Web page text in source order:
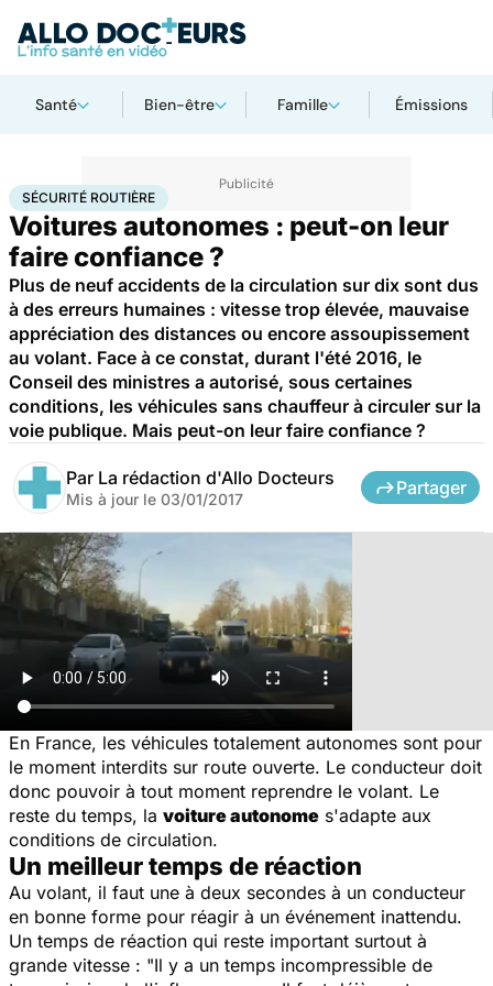
Santé Bien-être Famille Émissions
AccueilSantéSécurité routière
SÉCURITÉ ROUTIÈRE
Voitures autonomes : peut-on leur
faire confiance ?
Plus de neuf accidents de la circulation sur dix sont dus
à des erreurs humaines : vitesse trop élevée, mauvaise
appréciation des distances ou encore assoupissement
au volant. Face à ce constat, durant l'été 2016, le
Conseil des ministres a autorisé, sous certaines
conditions, les véhicules sans chauffeur à circuler sur la
voie publique. Mais peut-on leur faire confiance ?
Par La rédaction d'Allo Docteurs
Mis à jour le 03/01/2017
Partager
En France, les véhicules totalement autonomes sont pour
le moment interdits sur route ouverte. Le conducteur doit
donc pouvoir à tout moment reprendre le volant. Le
reste du temps, la voiture autonome s'adapte aux
conditions de circulation.
Un meilleur temps de réaction
Au volant, il faut une à deux secondes à un conducteur
en bonne forme pour réagir à un événement inattendu.
Un temps de réaction qui reste important surtout à
grande vitesse : "Il y a un temps incompressible de